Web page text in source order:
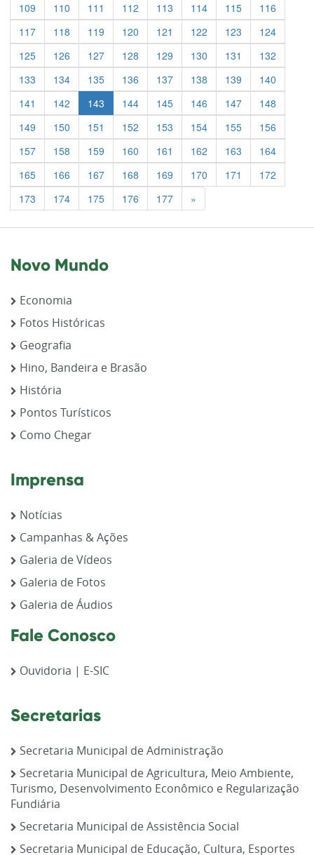
109
110 111 112 113 114 115
116
117
118 119 120 121 122 123
124
125
126 127 128 129 130 131
132
133
134 135 136 137 138 139
140
141
142 143 144 145 146 147
148
149
150 151 152 153 154 155
156
157
158 159 160 161 162 163
164
165
166 167 168 169 170 171
172
173
174 175 176 177 »
Novo Mundo
Economia
Fotos Históricas
Geografia
Hino, Bandeira e Brasão
História
Pontos Turísticos
Como Chegar
Imprensa
Notícias
Campanhas & Ações
Galeria de Vídeos
Galeria de Fotos
Galeria de Áudios
Fale Conosco
Ouvidoria | E-SIC
Secretarias
Secretaria Municipal de Administração
Secretaria Municipal de Agricultura, Meio Ambiente,
Turismo, Desenvolvimento Econômico e Regularização
Fundiária
Secretaria Municipal de Assistência Social
Secretaria Municipal de Educação, Cultura, Esportes